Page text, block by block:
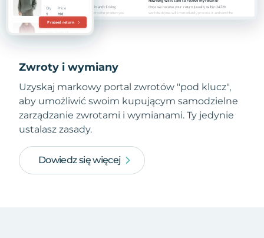
Zwroty i wymiany
Uzyskaj markowy portal zwrotów "pod klucz",
aby umożliwić swoim kupującym samodzielne
zarządzanie zwrotami i wymianami. Ty jedynie
ustalasz zasady.
Dowiedz się więcej